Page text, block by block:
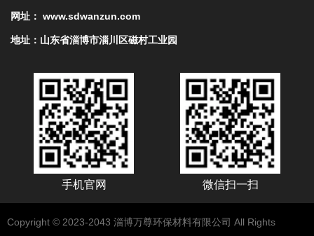
网址： www.sdwanzun.com
地址：山东省淄博市淄川区磁村工业园
手机官网 微信扫一扫
Copyright © 2023-2043 淄博万尊环保材料有限公司 All Rights